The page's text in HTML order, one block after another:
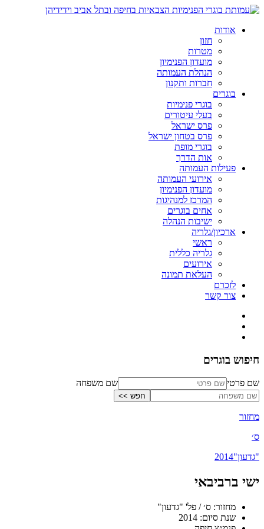
אודות
חזון
מטרות
מועדון הפנימיון
הנהלת העמותה
חברות ותקנון
בוגרים
בוגרי פנימיות
בעלי עיטורים
פרס ישראל
פרס בטחון ישראל
בוגרי מופת
אות הדרך
פעילות העמותה
אירועי העמותה
מועדון הפנימיון
המרכז למנהיגות
אחים בוגרים
ישיבות הנהלה
ארכיון/גלריה
ראשי
גלריה כללית
אירועים
העלאת תמונה
לזכרם
צור קשר
חיפוש בוגרים
שם פרטי שם משפחה
מחזור
ס׳
"גדעון"2014
ישי ברביבאי
מחזור: ס׳ / פל' "גדעון"
שנת סיום: 2014